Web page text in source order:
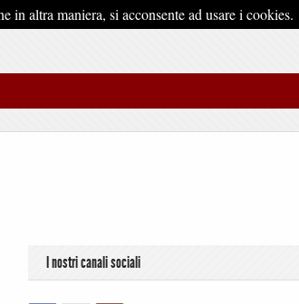
I nostri canali sociali
in altra maniera, si acconsente ad usare i cookies.